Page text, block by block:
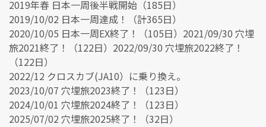
2019年春 日本一周後半戦開始（185日）
2019/10/02 日本一周達成！（計365日）
2020/10/05 日本一周EX終了！（105日）2021/09/30 穴埋
旅2021終了！（122日）2022/09/30 穴埋旅2022終了！
（122日）
2022/12 クロスカブ(JA10）に乗り換え。
2023/10/07 穴埋旅2023終了！（123日）
2024/10/01 穴埋旅2024終了！（123日）
2025/07/02 穴埋旅2025終了！（32日）